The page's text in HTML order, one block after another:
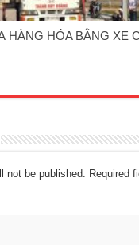
HÀNG HÓA BẰNG XE
not be published. Required